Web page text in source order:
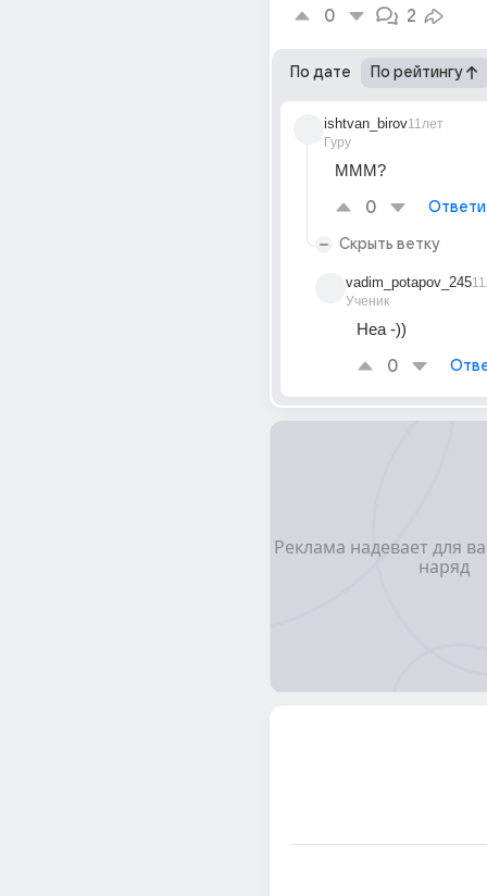
0 2
По дате По рейтингу
ishtvan_birov
Гуру
11лет
МММ?
0
Скрыть ветку
vadim_potapov_245
Ученик
Неа -))
0